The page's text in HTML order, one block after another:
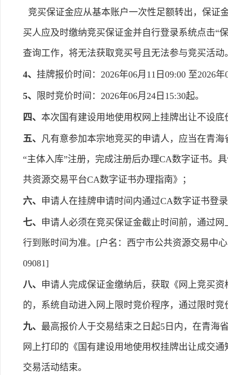
竞买保证金应从基本账户一次性足额转出，保证
买人应及时缴纳竞买保证金并自行登录系统点击“
查询工作，将无法获取竞买号且无法参与竞买活动
4、 挂牌报价时间：2026年06月11日09:00 至2026年
5、 限时竞价时间：2026年06月24日15:30起。
四、 本次国有建设用地使用权网上挂牌出让不设
五、 凡有意参加本宗地竞买的申请人，应当在青海
“主体入库”注册，完成注册后办理CA数字证书。
共资源交易平台CA数字证书办理指南》；
六、 申请人在挂牌申请时间内通过CA数字证书登
七、
申请人必须在竞买保证金截止时间前，通过
行到账时间为准。[户名：西宁市公共资源交易中
09081]
八、
申请人完成保证金缴纳后，获取《网上竞买
的，系统自动进入网上限时竞价程序，通过限时
九、 最高报价人于交易结束之日起5日内，在青海
网上打印的《国有建设用地使用权挂牌出让成交
交易活动结束。